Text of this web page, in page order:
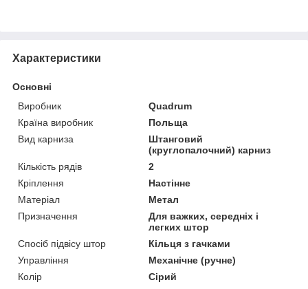
Характеристики
Основні
Виробник
Quadrum
Країна виробник
Польща
Вид карниза
Штанговий
(круглопалочний) карниз
Кількість рядів
2
Кріплення
Настінне
Матеріал
Метал
Призначення
Для важких, середніх і
легких штор
Спосіб підвісу штор
Кільця з гачками
Управління
Механічне (ручне)
Колір
Сірий